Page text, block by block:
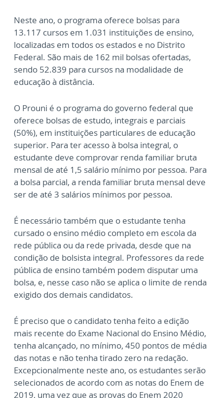
Neste ano, o programa oferece bolsas para
13.117 cursos em 1.031 instituições de ensino,
localizadas em todos os estados e no Distrito
Federal. São mais de 162 mil bolsas ofertadas,
sendo 52.839 para cursos na modalidade de
educação à distância.
O Prouni é o programa do governo federal que
oferece bolsas de estudo, integrais e parciais
(50%), em instituições particulares de educação
superior. Para ter acesso à bolsa integral, o
estudante deve comprovar renda familiar bruta
mensal de até 1,5 salário mínimo por pessoa. Para
a bolsa parcial, a renda familiar bruta mensal deve
ser de até 3 salários mínimos por pessoa.
É necessário também que o estudante tenha
cursado o ensino médio completo em escola da
rede pública ou da rede privada, desde que na
condição de bolsista integral. Professores da rede
pública de ensino também podem disputar uma
bolsa, e, nesse caso não se aplica o limite de renda
exigido dos demais candidatos.
É preciso que o candidato tenha feito a edição
mais recente do Exame Nacional do Ensino Médio,
tenha alcançado, no mínimo, 450 pontos de média
das notas e não tenha tirado zero na redação.
Excepcionalmente neste ano, os estudantes serão
selecionados de acordo com as notas do Enem de
2019, uma vez que as provas do Enem 2020